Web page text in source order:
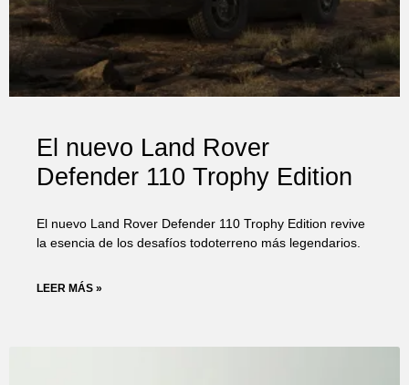
El nuevo Land Rover
Defender 110 Trophy Edition
El nuevo Land Rover Defender 110 Trophy Edition revive
la esencia de los desafíos todoterreno más legendarios.
LEER MÁS »